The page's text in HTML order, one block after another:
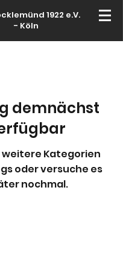
1922 e.V.
- Köln
demnächst
weitere Kategorien
oder versuche es
nochmal.